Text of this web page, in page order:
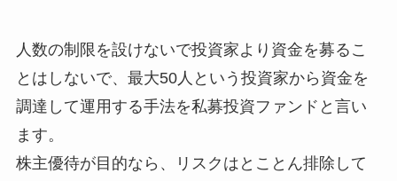
人数の制限を設けないで投資家より資金を募るこ
とはしないで、最大50人という投資家から資金を
調達して運用する手法を私募投資ファンドと言い
ます。
株主優待が目的なら、リスクはとことん排除して